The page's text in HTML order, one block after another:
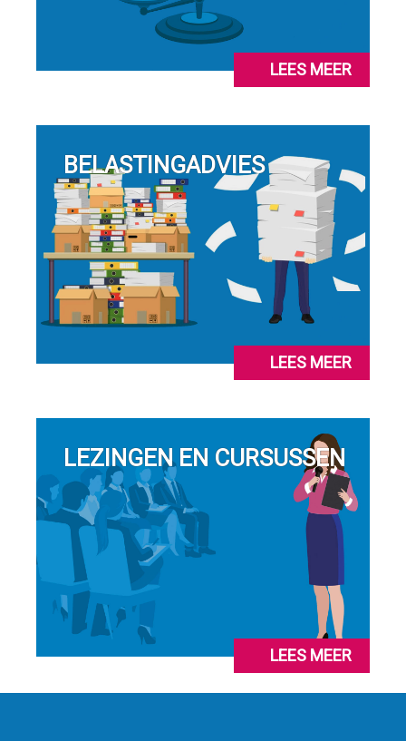
LEES MEER
BELASTINGADVIES
LEES MEER
LEZINGEN EN CURSUSSEN
LEES MEER